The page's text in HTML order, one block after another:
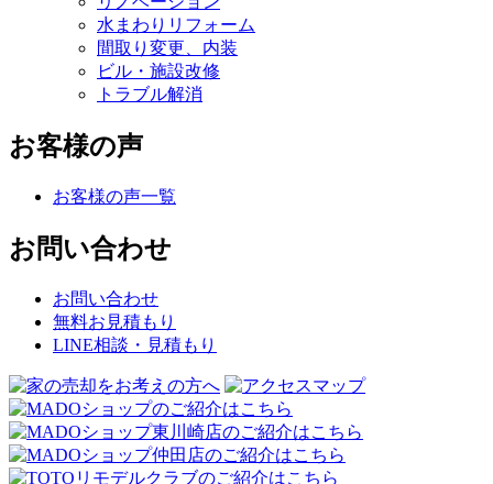
水まわりリフォーム
間取り変更、内装
ビル・施設改修
トラブル解消
お客様の声
お客様の声一覧
お問い合わせ
お問い合わせ
無料お見積もり
LINE相談・見積もり